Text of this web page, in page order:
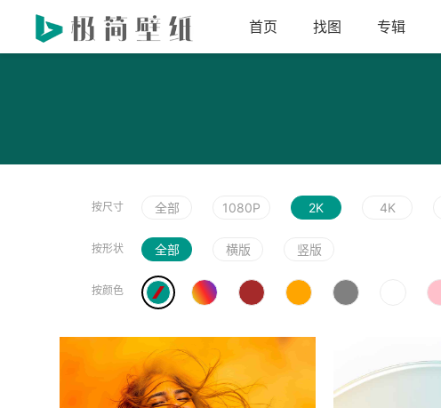
首页 找图 专辑
按尺寸 全部 1080P 2K 4K
按形状 全部 横版 竖版
按颜色